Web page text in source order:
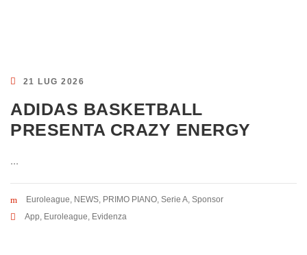
21 LUG 2026
ADIDAS BASKETBALL
PRESENTA CRAZY ENERGY
...
Euroleague, NEWS, PRIMO PIANO, Serie A, Sponsor
App, Euroleague, Evidenza